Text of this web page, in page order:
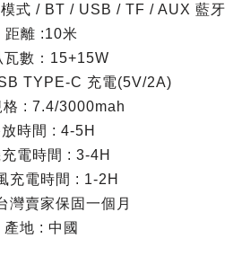
式 / BT / USB / TF / AUX 藍牙
距離 :10米
瓦數：15+15W
TYPE-C 充電(5V/2A)
格 : 7.4/3000mah
時間 : 4-5H
電時間 : 3-4H
充電時間 : 1-2H
灣賣家保固一個月
產地 : 中國